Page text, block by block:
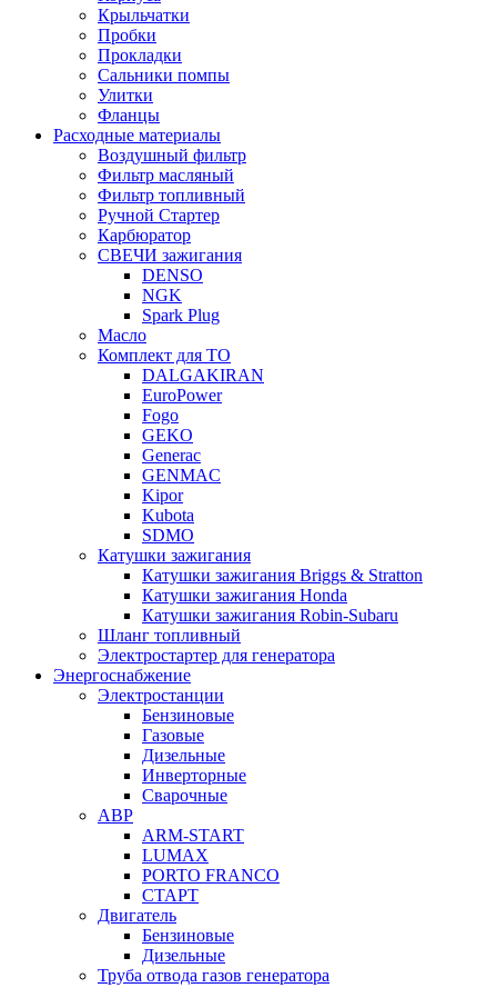
Крыльчатки
Пробки
Прокладки
Сальники помпы
Улитки
Фланцы
Расходные материалы
Воздушный фильтр
Фильтр масляный
Фильтр топливный
Ручной Стартер
Карбюратор
СВЕЧИ зажигания
DENSO
NGK
Spark Plug
Масло
Комплект для ТО
DALGAKIRAN
EuroPower
Fogo
GEKO
Generac
GENMAC
Kipor
Kubota
SDMO
Катушки зажигания
Катушки зажигания Briggs & Stratton
Катушки зажигания Honda
Катушки зажигания Robin-Subaru
Шланг топливный
Электростартер для генератора
Энергоснабжение
Электростанции
Бензиновые
Газовые
Дизельные
Инверторные
Сварочные
АВР
ARM-START
LUMAX
PORTO FRANCO
СТАРТ
Двигатель
Бензиновые
Дизельные
Труба отвода газов генератора